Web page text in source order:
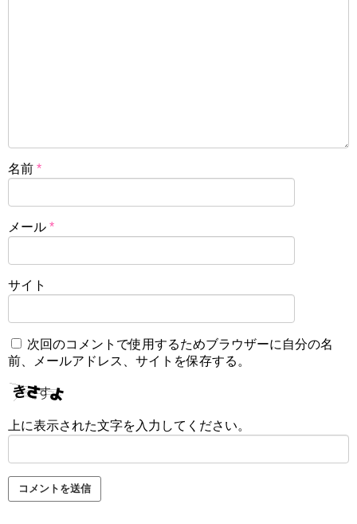
名前 *
メール *
サイト
次回のコメントで使用するためブラウザーに自分の名
前、メールアドレス、サイトを保存する。
上に表示された文字を入力してください。